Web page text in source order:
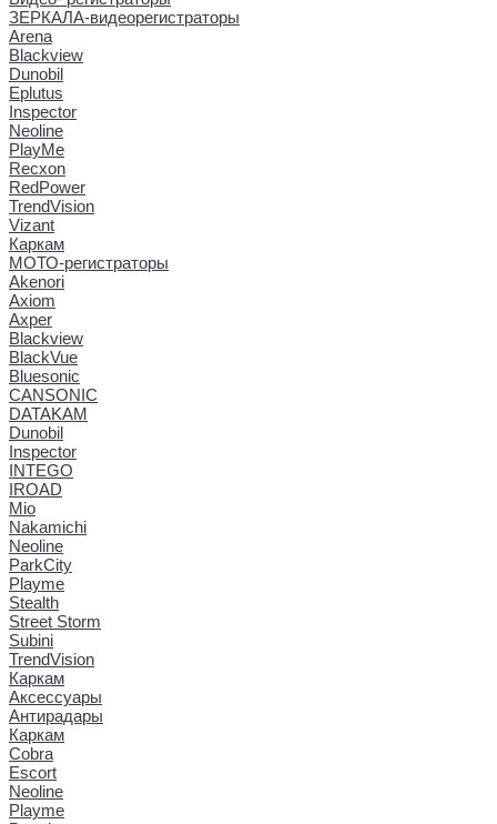
ЗЕРКАЛА-видеорегистраторы
Arena
Blackview
Dunobil
Eplutus
Inspector
Neoline
PlayMe
Recxon
RedPower
TrendVision
Vizant
Каркам
МОТО-регистраторы
Akenori
Axiom
Axper
Blackview
BlackVue
Bluesonic
CANSONIC
DATAKAM
Dunobil
Inspector
INTEGO
IROAD
Mio
Nakamichi
Neoline
ParkCity
Playme
Stealth
Street Storm
Subini
TrendVision
Каркам
Аксессуары
Антирадары
Каркам
Cobra
Escort
Neoline
Playme